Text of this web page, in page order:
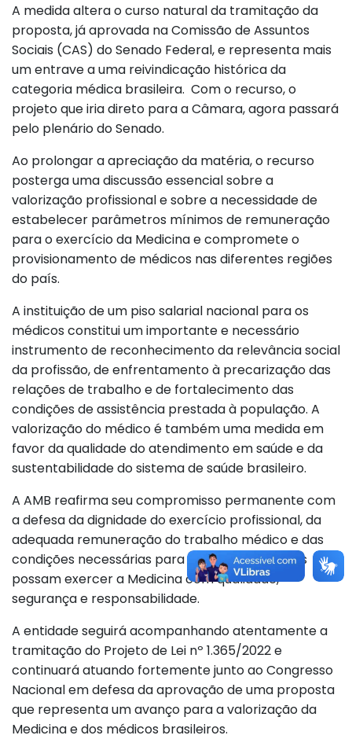
A medida altera o curso natural da tramitação da
proposta, já aprovada na Comissão de Assuntos
Sociais (CAS) do Senado Federal, e representa mais
um entrave a uma reivindicação histórica da
categoria médica brasileira. Com o recurso, o
projeto que iria direto para a Câmara, agora passará
pelo plenário do Senado.
Ao prolongar a apreciação da matéria, o recurso
posterga uma discussão essencial sobre a
valorização profissional e sobre a necessidade de
estabelecer parâmetros mínimos de remuneração
para o exercício da Medicina e compromete o
provisionamento de médicos nas diferentes regiões
do país.
A instituição de um piso salarial nacional para os
médicos constitui um importante e necessário
instrumento de reconhecimento da relevância social
da profissão, de enfrentamento à precarização das
relações de trabalho e de fortalecimento das
condições de assistência prestada à população. A
valorização do médico é também uma medida em
favor da qualidade do atendimento em saúde e da
sustentabilidade do sistema de saúde brasileiro.
A AMB reafirma seu compromisso permanente com
a defesa da dignidade do exercício profissional, da
adequada remuneração do trabalho médico e das
condições necessárias para que os profissionais
possam exercer a Medicina com qualidade,
segurança e responsabilidade.
A entidade seguirá acompanhando atentamente a
tramitação do Projeto de Lei nº 1.365/2022 e
continuará atuando fortemente junto ao Congresso
Nacional em defesa da aprovação de uma proposta
que representa um avanço para a valorização da
Medicina e dos médicos brasileiros.